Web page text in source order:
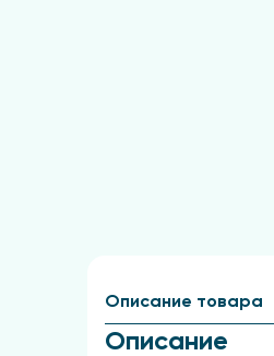
Описание товара
Описание